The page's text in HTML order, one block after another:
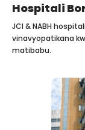
Hospitali
JCI & NABH
vinavyopatikana
matibabu.